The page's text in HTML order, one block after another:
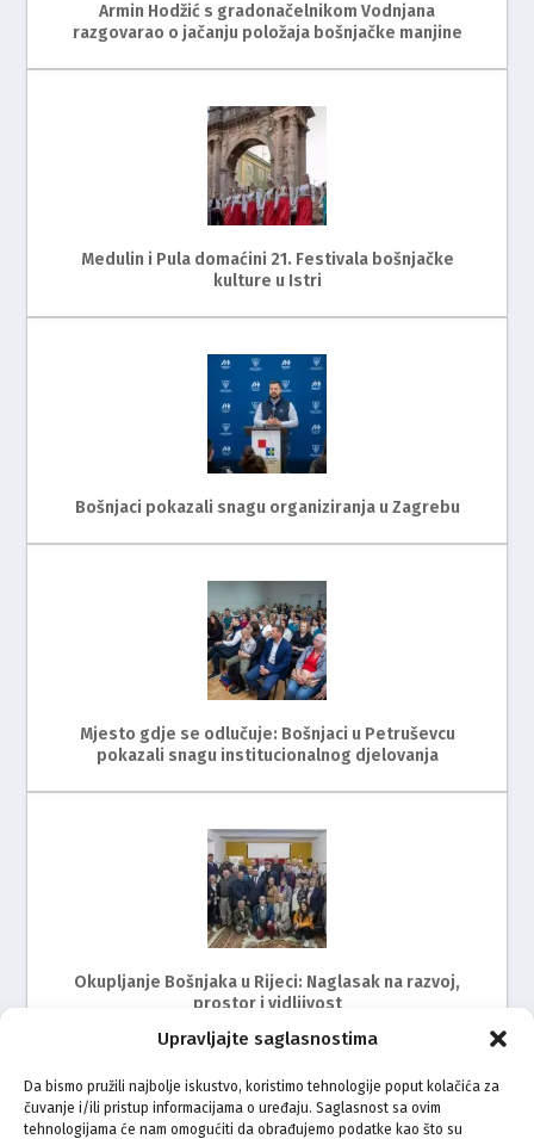
Upravljajte saglasnostima
Da bismo pružili najbolje iskustvo, koristimo tehnologije poput kolačića za
čuvanje i/ili pristup informacijama o uređaju. Saglasnost sa ovim
tehnologijama će nam omogućiti da obrađujemo podatke kao što su
Armin Hodžić s gradonačelnikom Vodnjana
razgovarao o jačanju položaja bošnjačke manjine
Medulin i Pula domaćini 21. Festivala bošnjačke
kulture u Istri
Bošnjaci pokazali snagu organiziranja u Zagrebu
Mjesto gdje se odlučuje: Bošnjaci u Petruševcu
pokazali snagu institucionalnog djelovanja
Okupljanje Bošnjaka u Rijeci: Naglasak na razvoj,
prostor i vidljivost